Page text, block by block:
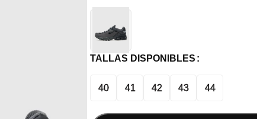
TALLAS DISPONIBLES
40 41 42 43 44